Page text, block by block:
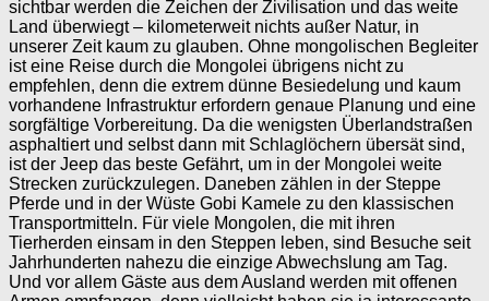
sichtbar werden die Zeichen der Zivilisation und das weite
Land überwiegt – kilometerweit nichts außer Natur, in
unserer Zeit kaum zu glauben. Ohne mongolischen Begleiter
ist eine Reise durch die Mongolei übrigens nicht zu
empfehlen, denn die extrem dünne Besiedelung und kaum
vorhandene Infrastruktur erfordern genaue Planung und eine
sorgfältige Vorbereitung. Da die wenigsten Überlandstraßen
asphaltiert und selbst dann mit Schlaglöchern übersät sind,
ist der Jeep das beste Gefährt, um in der Mongolei weite
Strecken zurückzulegen. Daneben zählen in der Steppe
Pferde und in der Wüste Gobi Kamele zu den klassischen
Transportmitteln. Für viele Mongolen, die mit ihren
Tierherden einsam in den Steppen leben, sind Besuche seit
Jahrhunderten nahezu die einzige Abwechslung am Tag.
Und vor allem Gäste aus dem Ausland werden mit offenen